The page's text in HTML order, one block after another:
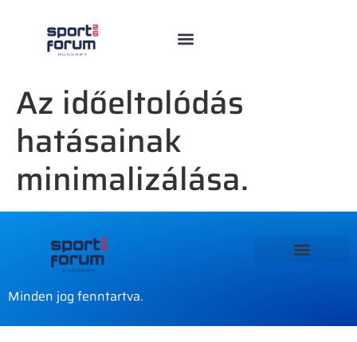
Az időeltolódás
hatásainak
minimalizálása.
Minden jog fenntartva.